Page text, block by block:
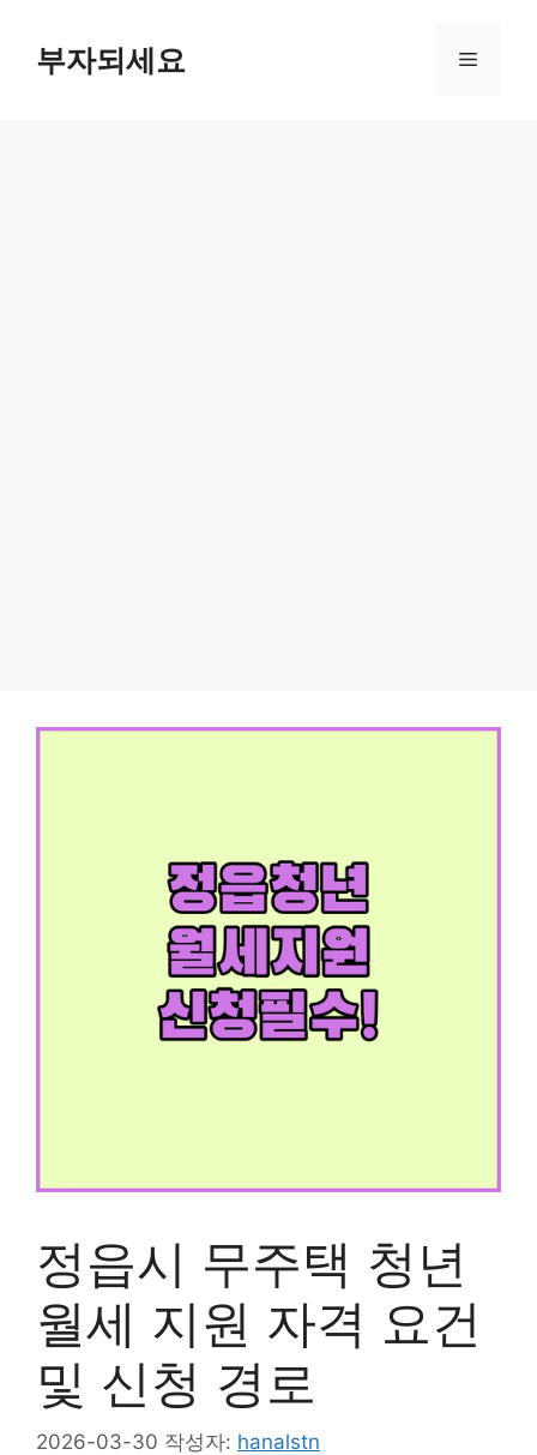
부자되세요 메
정읍시 무주택 청년
월세 지원 자격 요건
및 신청 경로
2026-03-30 작성자: hanalstn